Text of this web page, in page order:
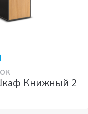
Книжный 2